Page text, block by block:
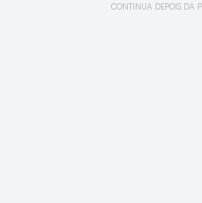
CONTINUA DEPOIS DA